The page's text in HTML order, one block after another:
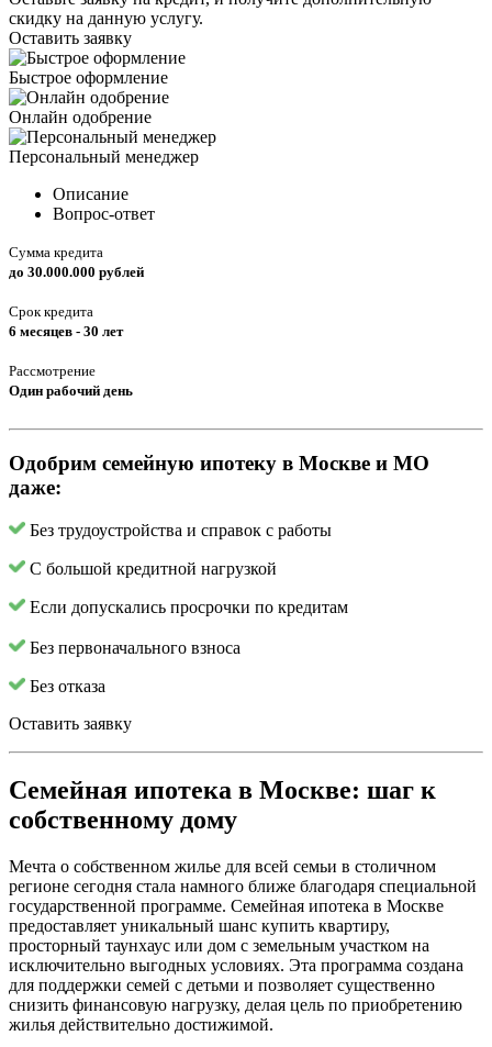
скидку на данную услугу.
Оставить заявку
Быстрое оформление
Онлайн одобрение
Персональный менеджер
Описание
Вопрос-ответ
Сумма кредита
до 30.000.000 рублей
Срок кредита
6 месяцев - 30 лет
Рассмотрение
Один рабочий день
Одобрим семейную ипотеку в Москве и МО
даже:
Без трудоустройства и справок с работы
С большой кредитной нагрузкой
Если допускались просрочки по кредитам
Без первоначального взноса
Без отказа
Оставить заявку
Семейная ипотека в Москве: шаг к
собственному дому
Мечта о собственном жилье для всей семьи в столичном
регионе сегодня стала намного ближе благодаря специальной
государственной программе. Семейная ипотека в Москве
предоставляет уникальный шанс купить квартиру,
просторный таунхаус или дом с земельным участком на
исключительно выгодных условиях. Эта программа создана
для поддержки семей с детьми и позволяет существенно
снизить финансовую нагрузку, делая цель по приобретению
жилья действительно достижимой.